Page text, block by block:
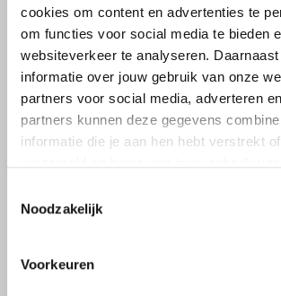
cookies om content en advertenties te
om functies voor social media te bieden
websiteverkeer te analyseren.
informatie over jouw gebruik van onze
partners voor social media, adverteren
partners kunnen deze gegevens
informatie die je aan hen hebt verstrekt
Noodzakelijk
Voorkeuren
S M
Select a size